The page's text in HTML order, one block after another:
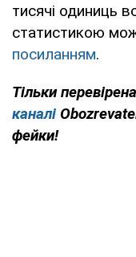
тисячі одиниць
статистикою
посиланням.
Тільки
каналі
фейки!